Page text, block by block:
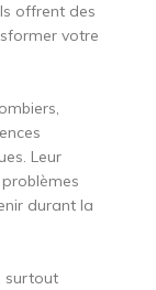
offrent des
votre
Leur
durant la
surtout